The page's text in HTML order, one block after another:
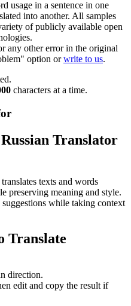
usage in a sentence in one
into another. All samples
of publicly available open
any other error in the original
option orwrite to us.
characters at a time.
Translator
texts and words
preserving meaning and style.
while taking context
Translate
direction.
edit and copy the result if